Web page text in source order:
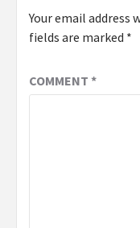
Your email address
fields are marked *
COMMENT *